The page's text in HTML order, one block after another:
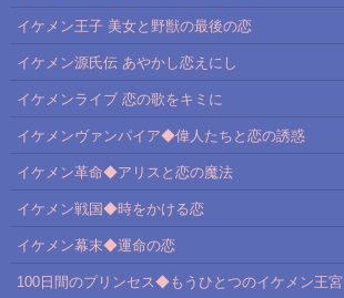
イケメン王子 美女と野獣の最後の恋
イケメン源氏伝 あやかし恋えにし
イケメンライブ 恋の歌をキミに
イケメンヴァンパイア◆偉人たちと恋の誘惑
イケメン革命◆アリスと恋の魔法
イケメン戦国◆時をかける恋
イケメン幕末◆運命の恋
100日間のプリンセス◆もうひとつのイケメン王宮